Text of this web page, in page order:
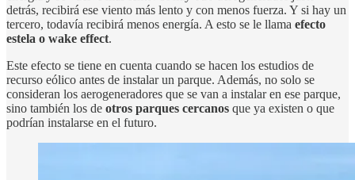
detrás, recibirá ese viento más lento y con menos fuerza. Y si hay un
tercero, todavía recibirá menos energía. A esto se le llama efecto
estela o wake effect.
Este efecto se tiene en cuenta cuando se hacen los estudios de
recurso eólico antes de instalar un parque. Además, no solo se
consideran los aerogeneradores que se van a instalar en ese parque,
sino también los de otros parques cercanos que ya existen o que
podrían instalarse en el futuro.